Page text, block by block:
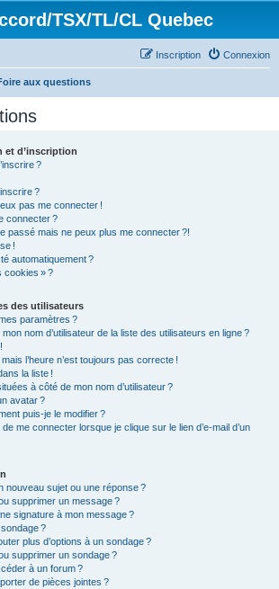
TSX/TL/CL Quebec
Connexion
Inscription
aux questions
et d’inscription
?
?
pas me connecter !
connecter ?
passé mais ne peux plus me connecter ?!
!
automatiquement ?
cookies » ?
des utilisateurs
paramètres ?
nom d’utilisateur de la liste des utilisateurs en ligne ?
l’heure n’est toujours pas correcte !
la liste !
à côté de mon nom d’utilisateur ?
avatar ?
puis-je le modifier ?
me connecter lorsque je clique sur le lien d’e-mail d’un
nouveau sujet ou une réponse ?
supprimer un message ?
signature à mon message ?
?
plus d’options à un sondage ?
supprimer un sondage ?
à un forum ?
de pièces jointes ?